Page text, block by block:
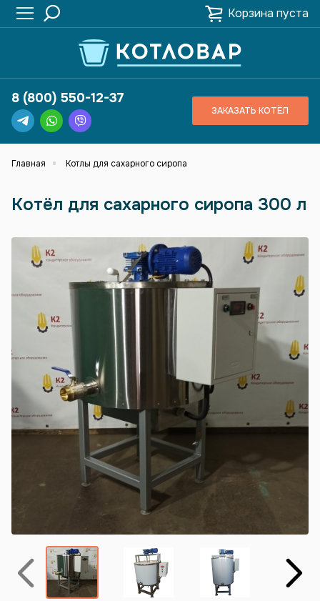
Корзина пуста
8 (800) 550-12-37
ЗАКАЗАТЬ КОТЁЛ
Главная Котлы для сахарного сиропа
Котёл для сахарного сиропа 300 л
Назад Вперёд